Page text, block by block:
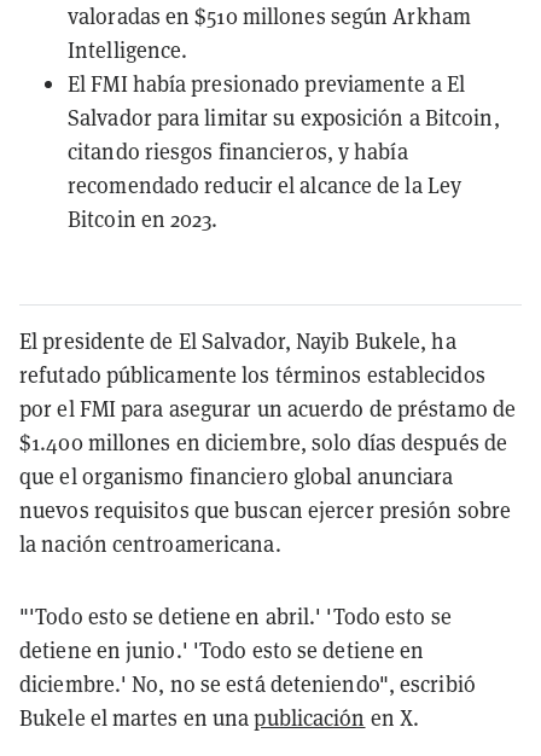
valoradas en $510 millones según Arkham
Intelligence.
El FMI había presionado previamente a El
Salvador para limitar su exposición a Bitcoin,
citando riesgos financieros, y había
recomendado reducir el alcance de la Ley
Bitcoin en 2023.
El presidente de El Salvador, Nayib Bukele, ha
refutado públicamente los términos establecidos
por el FMI para asegurar un acuerdo de préstamo de
$1.400 millones en diciembre, solo días después de
que el organismo financiero global anunciara
nuevos requisitos que buscan ejercer presión sobre
la nación centroamericana.
"'Todo esto se detiene en abril.' 'Todo esto se
detiene en junio.' 'Todo esto se detiene en
diciembre.' No, no se está deteniendo", escribió
Bukele el martes en unapublicación en X.